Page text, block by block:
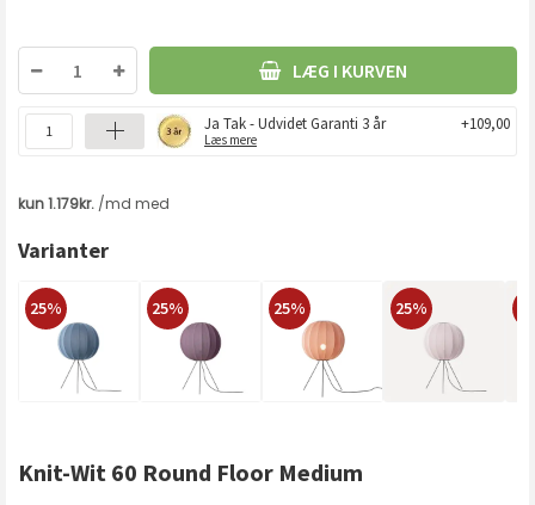
LÆG I KURVEN
Ja Tak - Udvidet Garanti 3 år
Læs mere
+109,00
Varianter
25% 25% 25% 25%
Knit-Wit 60 Round Floor Medium